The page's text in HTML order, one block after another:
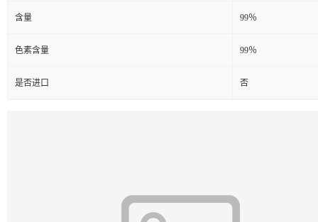
含量 99％
色素含量 99％
是否进口 否